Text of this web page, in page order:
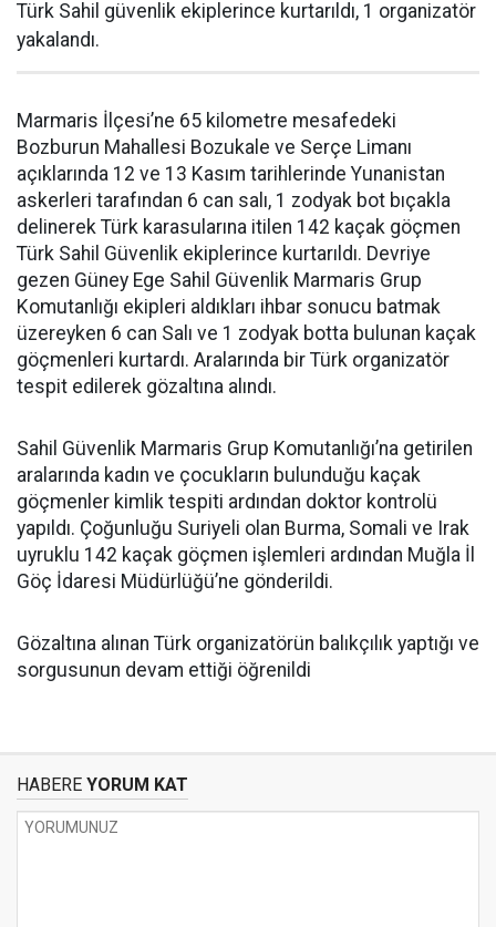
Türk Sahil güvenlik ekiplerince kurtarıldı, 1 organizatör
yakalandı.
Marmaris İlçesi’ne 65 kilometre mesafedeki
Bozburun Mahallesi Bozukale ve Serçe Limanı
açıklarında 12 ve 13 Kasım tarihlerinde Yunanistan
askerleri tarafından 6 can salı, 1 zodyak bot bıçakla
delinerek Türk karasularına itilen 142 kaçak göçmen
Türk Sahil Güvenlik ekiplerince kurtarıldı. Devriye
gezen Güney Ege Sahil Güvenlik Marmaris Grup
Komutanlığı ekipleri aldıkları ihbar sonucu batmak
üzereyken 6 can Salı ve 1 zodyak botta bulunan kaçak
göçmenleri kurtardı. Aralarında bir Türk organizatör
tespit edilerek gözaltına alındı.
Sahil Güvenlik Marmaris Grup Komutanlığı’na getirilen
aralarında kadın ve çocukların bulunduğu kaçak
göçmenler kimlik tespiti ardından doktor kontrolü
yapıldı. Çoğunluğu Suriyeli olan Burma, Somali ve Irak
uyruklu 142 kaçak göçmen işlemleri ardından Muğla İl
Göç İdaresi Müdürlüğü’ne gönderildi.
Gözaltına alınan Türk organizatörün balıkçılık yaptığı ve
sorgusunun devam ettiği öğrenildi
HABERE YORUM KAT